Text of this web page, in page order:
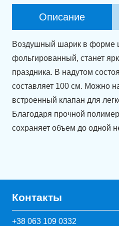
см)
Описание
Воздушный шарик в форме
фольгированный, станет
праздника. В надутом
составляет 100 см. Можно
встроенный клапан для
Благодаря прочной
сохраняет объем до одной
Контакты
+38 063 109 0332